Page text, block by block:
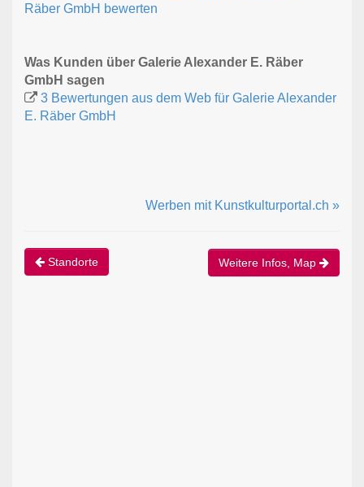
Räber GmbH bewerten
Was Kunden über Galerie Alexander E. Räber
GmbH sagen
3 Bewertungen aus dem Web für Galerie Alexander
E. Räber GmbH
Werben mit Kunstkulturportal.ch »
Standorte Weitere Infos, Map